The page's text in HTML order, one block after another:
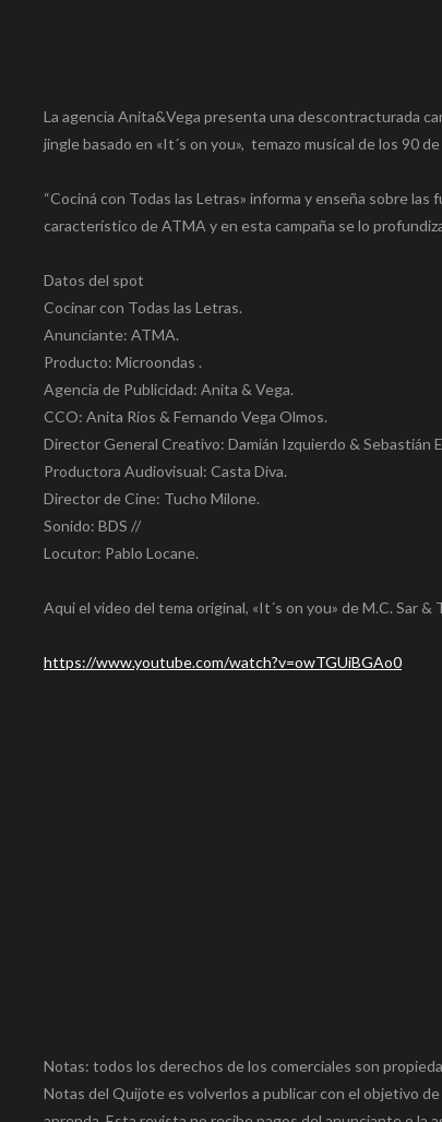
La agencia Anita&Vega presenta una descontracturada
jingle basado en «It´s on you», temazo musical de los 90
“Cociná con Todas las Letras» informa y enseña sobre
característico de ATMA y en esta campaña se lo
Datos del spot
Cocinar con Todas las Letras.
Anunciante: ATMA.
Producto: Microondas .
Agencia de Publicidad: Anita & Vega.
CCO: Anita Ríos & Fernando Vega Olmos.
Director General Creativo: Damián Izquierdo & Sebastián
Productora Audiovisual: Casta Diva.
Director de Cine: Tucho Milone.
Sonido: BDS //
Locutor: Pablo Locane.
Aqui el video del tema original, «It´s on you» de M.C. Sar &
https://www.youtube.com/watch?v=owTGUiBGAo0
Notas: todos los derechos de los comerciales son
Notas del Quijote es volverlos a publicar con el objetivo